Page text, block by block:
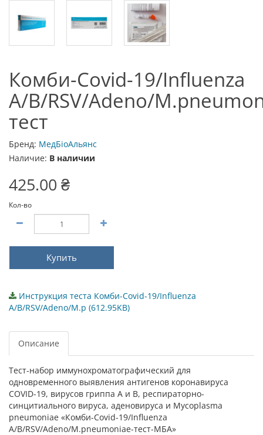
Комби-Covid-19/Influenza
A/B/RSV/Adeno/
тест
Бренд: МедБіоАльянс
Наличие: В наличии
425.00 ₴
Кол-во
Купить
Инструкция теста Комби-Covid-19/Influenza
A/B/RSV/Adeno/M.p (612.95KB)
Описание
Тест-набор иммунохроматографический для
одновременного выявления антигенов коронавируса
COVID-19, вирусов гриппа А и В, респираторно-
синцитиального вируса, аденовируса и Mycoplasma
pneumoniae «Комби-Covid-19/Influenza
A/B/RSV/Adeno/M.pneumoniae-тест-МБА»